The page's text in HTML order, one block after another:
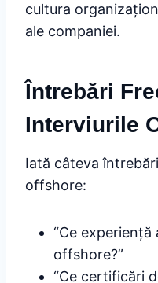
cultura
ale companiei.
Întrebări
Interviurile
Iată câteva
offshore:
“Ce
offshore?”
“Ce certificări